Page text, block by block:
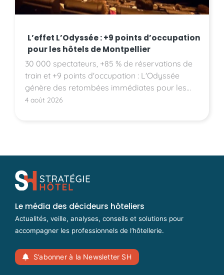
L’effet L’Odyssée : +9 points d’occupation
pour les hôtels de Montpellier
30 000 spectateurs, +85 % de réservations de
train et +9 points d'occupation : L'Odyssée
génère des retombées immédiates pour les
hôtels montpelliérains.
4 août 2026
Le média des décideurs hôteliers
Actualités, veille, analyses, conseils et solutions pour
accompagner les professionnels de l’hôtellerie.
S’abonner à la Newsletter SH